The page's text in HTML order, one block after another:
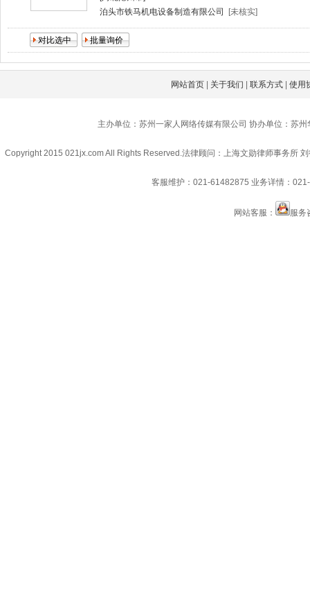
泊头市铁马机电设备制造有限公司
[未核实]
网站首页 关于我们 |联系方式 |使用
主办单位：苏州一家人网络传媒有限公司 协办单位：苏
Copyright 2015 021jx.com All Rights Reserved.法律顾问：上海文勋律师事务所
客服维护：021-61482875 业务详情：
网站客服： 服务